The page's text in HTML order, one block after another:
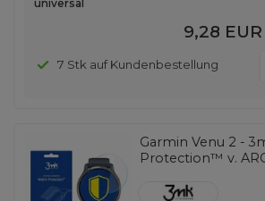
universal
9,28 EUR
7 Stk auf Kundenbestellung
Garmin Venu 2 -
Protection™ v.